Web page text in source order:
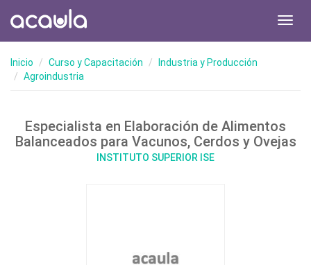
Inicio Curso y Capacitación
Industria y Producción
Agroindustria
Especialista en Elaboración de Alimentos
Balanceados para Vacunos, Cerdos y Ovejas
INSTITUTO SUPERIOR ISE